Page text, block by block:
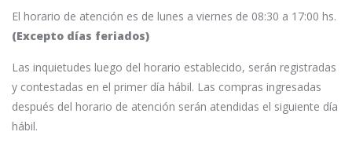
El horario de atención es de lunes a viernes de 08:30 a 17:00 hs.
(Excepto días feriados)
Las inquietudes luego del horario establecido, serán registradas
y contestadas en el primer día hábil. Las compras ingresadas
después del horario de atención serán atendidas el siguiente día
hábil.